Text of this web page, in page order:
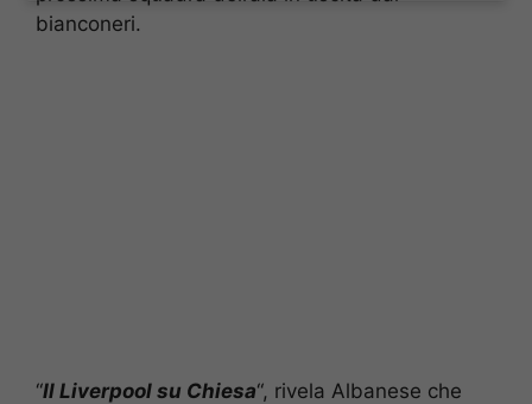
bianconeri.
“Il Liverpool su Chiesa“, rivela Albanese che